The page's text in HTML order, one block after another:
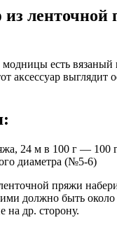
ленточной
модницы есть
аксессуар выглядит
24 м в 100 г — 100
диаметра (№5-6)
пряжи
должно быть около
на др. сторону.